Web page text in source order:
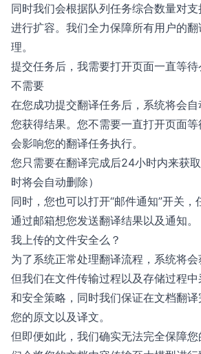
同时我们会根据队列任务综合数量对
进行扩容。我们全力保障所有用户的
理。
提交任务后，我需要打开页面一直等待
不需要
在您成功提交翻译任务后，系统将会
您获得结果。您不需要一直打开页面
会影响您的翻译任务执行。
您只需要在翻译完成后24小时内来获
时将会自动删除）
同时，您也可以打开“邮件通知”开关
通过邮箱想您发送翻译结果以及通知。
我上传的文件安全么？
为了系统正常处理翻译流程，系统将会
但我们在文件传输过程以及存储过程
和安全策略，同时我们保证在文档翻
您的原文以及译文。
但即便如此，我们确实无法完全保障